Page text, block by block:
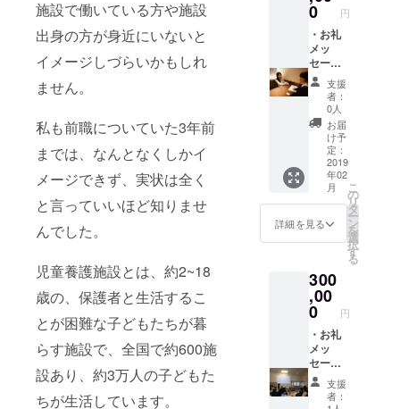
施設で働いている方や施設
出身の方が身近にいないと
イメージしづらいかもしれ
ません。
私も前職についていた3年前
までは、なんとなくしかイ
メージできず、実状は全く
と言っていいほど知りませ
んでした。
児童養護施設とは、約2~18
歳の、保護者と生活するこ
とが困難な子どもたちが暮
らす施設で、全国で約600施
設あり、約3万人の子どもた
ちが生活しています。
す(原則
都内に
限らせ
ていた
だきま
す。交
通費は
こちら
が負担
しま
す。) ・
希望者
は作成
した
ホーム
ページ
に名前
掲載さ
ただき
ます。
（個人
の方、
法人の
方）
0 円
・お礼
メッ
セージ
動画を
お送り
しま
す。 ・
写真付
きお礼
メッ
セージ
カード
(直筆)を
お送り
しま
す。 ・
通話で
のお礼
or直接
会いに
行きま
す(原則
都内に
限らせ
ていた
だきま
支援
者：
0人
お届
け予
定：
2019
年02
月
詳細を見る
こ
の
リ
タ
ー
ン
を
選
択
す
る
300
,00
0 円
・お礼
メッ
セージ
動画を
お送り
しま
支援
者：